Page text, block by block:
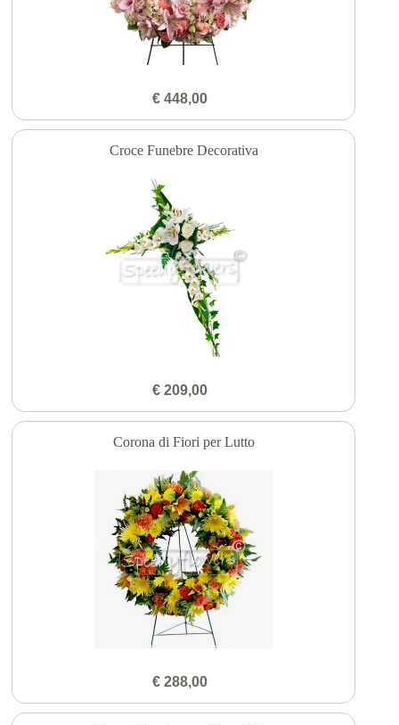
€ 448,00
Croce Funebre Decorativa
€ 209,00
Corona di Fiori per Lutto
€ 288,00